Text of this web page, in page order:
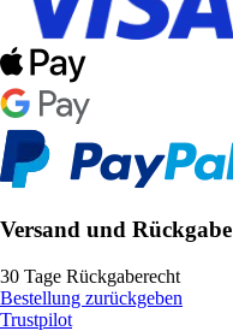
Versand und Rückgabe
30 Tage Rückgaberecht
Bestellung zurückgeben
Trustpilot